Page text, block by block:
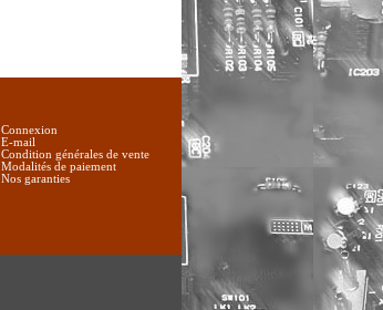
Connexion
E-mail
Condition générales de vente
Modalités de paiement
Nos garanties